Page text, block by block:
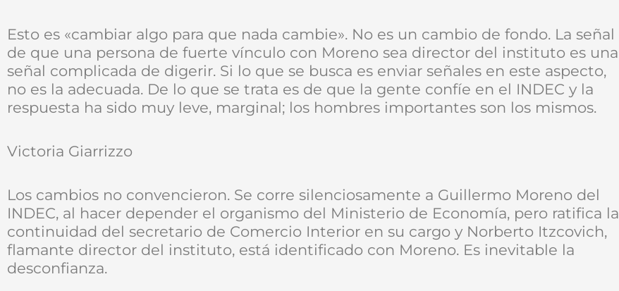
Esto es «cambiar algo para que nada cambie». No es un cambio de fondo. La señal
de que una persona de fuerte vínculo con Moreno sea director del instituto es una
señal complicada de digerir. Si lo que se busca es enviar señales en este aspecto,
no es la adecuada. De lo que se trata es de que la gente confíe en el INDEC y la
respuesta ha sido muy leve, marginal; los hombres importantes son los mismos.
Victoria Giarrizzo
Los cambios no convencieron. Se corre silenciosamente a Guillermo Moreno del
INDEC, al hacer depender el organismo del Ministerio de Economía, pero ratifica la
continuidad del secretario de Comercio Interior en su cargo y Norberto Itzcovich,
flamante director del instituto, está identificado con Moreno. Es inevitable la
desconfianza.